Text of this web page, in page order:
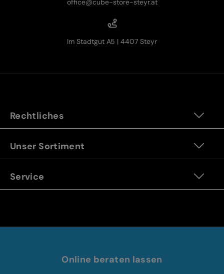
office@cube-store-steyr.at
Im Stadtgut A5 | 4407 Steyr
Rechtliches
Unser Sortiment
Service
Online beraten lassen